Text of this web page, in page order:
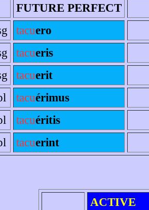
FUTURE PERFECT
tacuero
tacueris
tacuerit
tacuérimus
tacuéritis
tacuerint
ACTIVE